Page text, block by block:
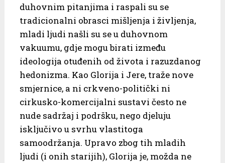
duhovnim pitanjima i raspali su se
tradicionalni obrasci mišljenja i življenja,
mladi ljudi našli su se u duhovnom
vakuumu, gdje mogu birati između
ideologija otuđenih od života i razuzdanog
hedonizma. Kao Glorija i Jere, traže nove
smjernice, a ni crkveno-politički ni
cirkusko-komercijalni sustavi često ne
nude sadržaj i podršku, nego djeluju
isključivo u svrhu vlastitoga
samoodržanja. Upravo zbog tih mladih
ljudi (i onih starijih), Glorija je, možda ne